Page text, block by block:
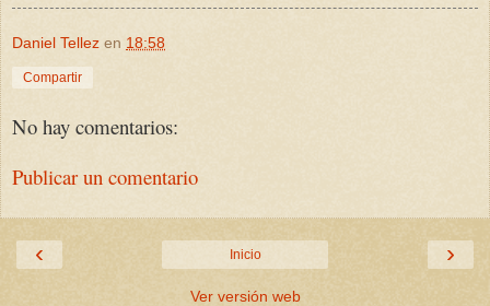
Daniel Tellez en 18:58
Compartir
No hay comentarios:
Publicar un comentario
‹ ›
Inicio
Ver versión web